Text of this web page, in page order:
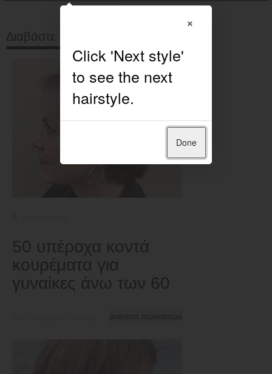
Διαβάστε στη συνέχεια
50 υπέροχα κοντά
κουρέματα για
γυναίκες άνω των 60
×
Done